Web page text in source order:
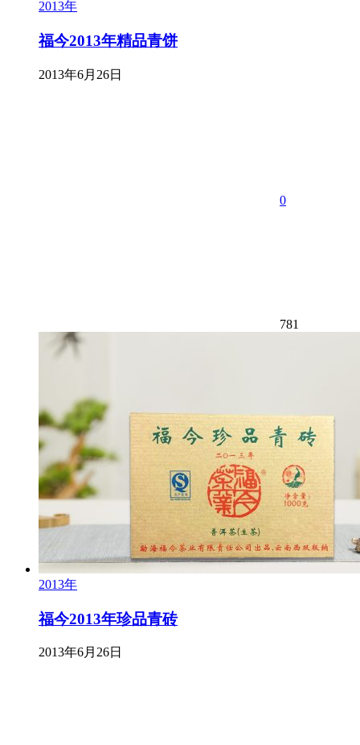
2013年
福今2013年精品青饼
2013年6月26日
0
781
2013年
福今2013年珍品青砖
2013年6月26日